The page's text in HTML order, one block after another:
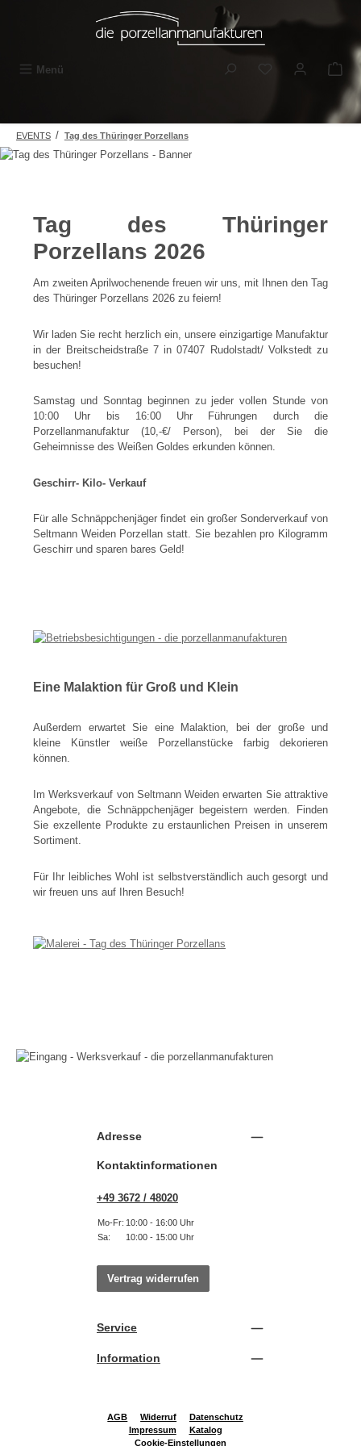
Zum Hauptinhalt springen
Menü Du hast 0
EVENTS / Tag des Thüringer Porzellans
Tag des Thüringer
Porzellans 2026
Am zweiten Aprilwochenende freuen wir uns, mit Ihnen den Tag
des Thüringer Porzellans 2026 zu feiern!
Wir laden Sie recht herzlich ein, unsere einzigartige Manufaktur
in der Breitscheidstraße 7 in 07407 Rudolstadt/ Volkstedt zu
besuchen!
Samstag und Sonntag beginnen zu jeder vollen Stunde von
10:00 Uhr bis 16:00 Uhr Führungen durch die
Porzellanmanufaktur (10,-€/ Person), bei der Sie die
Geheimnisse des Weißen Goldes erkunden können.
Geschirr- Kilo- Verkauf
Für alle Schnäppchenjäger findet ein großer Sonderverkauf von
Seltmann Weiden Porzellan statt. Sie bezahlen pro Kilogramm
Geschirr und sparen bares Geld!
Eine Malaktion für Groß und Klein
Außerdem erwartet Sie eine Malaktion, bei der große und
kleine Künstler weiße Porzellanstücke farbig dekorieren
können.
Im Werksverkauf von Seltmann Weiden erwarten Sie attraktive
Angebote, die Schnäppchenjäger begeistern werden. Finden
Sie exzellente Produkte zu erstaunlichen Preisen in unserem
Sortiment.
Für Ihr leibliches Wohl ist selbstverständlich auch gesorgt und
wir freuen uns auf Ihren Besuch!
Adresse
Kontaktinformationen
+49 3672 / 48020
Mo-Fr: 10:00 - 16:00 Uhr
Sa:
10:00 - 15:00 Uhr
Vertrag widerrufen
Service
Information
AGB Widerruf
Datenschutz
Impressum
Katalog
Cookie-Einstellungen